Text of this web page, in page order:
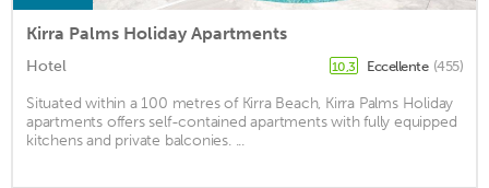
Kirra Palms Holiday Apartments
Hotel 10,3 Eccellente (455)
Situated within a 100 metres of Kirra Beach, Kirra Palms Holiday
apartments offers self-contained apartments with fully equipped
kitchens and private balconies. ...